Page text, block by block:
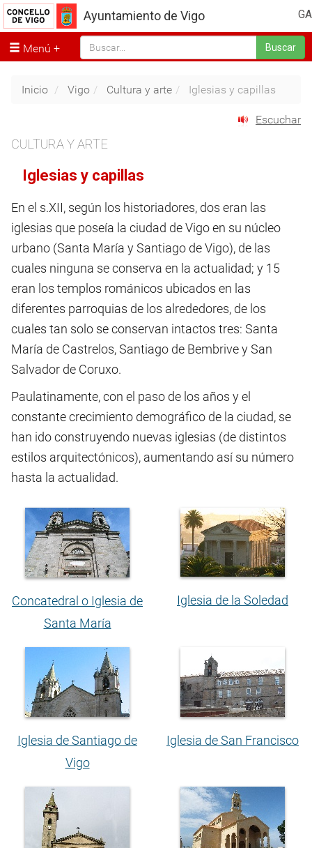
GA
Ayuntamiento de Vigo
Menú Buscar
Inicio Vigo Cultura y arte Iglesias y capillas
Escuchar
CULTURA Y ARTE
Iglesias y capillas
En el s.XII, según los historiadores, dos eran las
iglesias que poseía la ciudad de Vigo en su núcleo
urbano (Santa María y Santiago de Vigo), de las
cuales ninguna se conserva en la actualidad; y 15
eran los templos románicos ubicados en las
diferentes parroquias de los alrededores, de los
cuales tan solo se conservan intactos tres: Santa
María de Castrelos, Santiago de Bembrive y San
Salvador de Coruxo.
Paulatinamente, con el paso de los años y el
constante crecimiento demográfico de la ciudad, se
han ido construyendo nuevas iglesias (de distintos
estilos arquitectónicos), aumentando así su número
hasta la actualidad.
Concatedral o Iglesia de
Santa María
Iglesia de la Soledad
Iglesia de Santiago de
Vigo
Iglesia de San Francisco